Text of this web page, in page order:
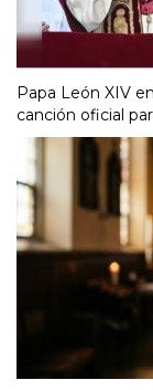
Papa León XIV
canción oficial